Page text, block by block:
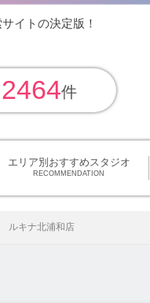
イトの決定版！
2464件
エリア別おすすめスタジオ
RECOMMENDATION
ルキナ北浦和店